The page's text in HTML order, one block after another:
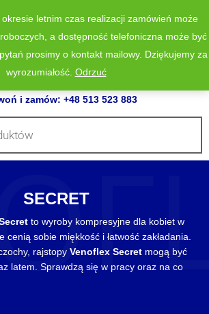
i zamów: +48 513 523 883
SECRET
to wyroby kompresyjne dla kobiet w
cenią sobie miękkość i łatwość zakładania.
rajstopy Venoflex Secret mogą być
latem. Sprawdzą się w pracy oraz na co
letnim czas realizacji zamówień może
a dostępność telefoniczna może być
prosimy o kontakt mailowy. Dziękujemy za
wyrozumiałość. Odrzuć